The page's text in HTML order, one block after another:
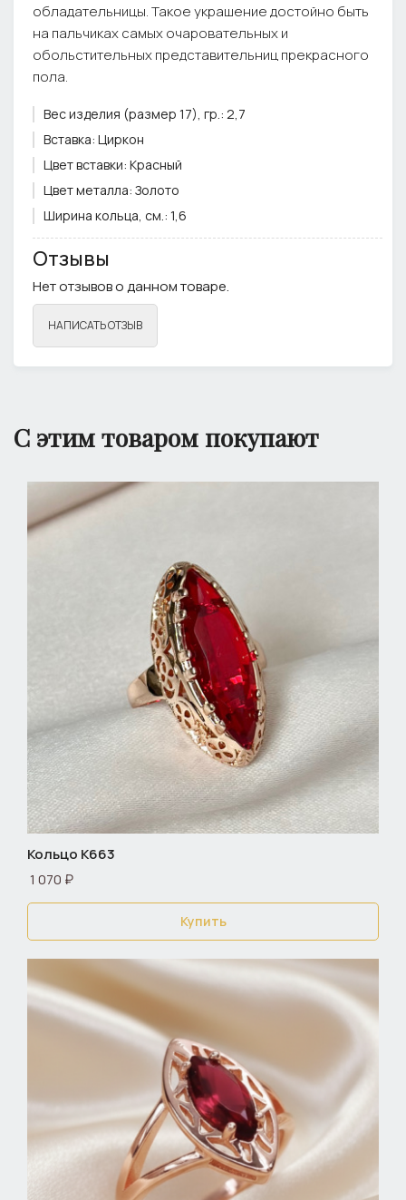
обладательницы. Такое украшение достойно быть
на пальчиках самых очаровательных и
обольстительных представительниц прекрасного
пола.
Вес изделия (размер 17), гр.: 2,7
Вставка: Циркон
Цвет вставки: Красный
Цвет металла: Золото
Ширина кольца, см.: 1,6
Отзывы
Нет отзывов о данном товаре.
НАПИСАТЬ ОТЗЫВ
С этим товаром покупают
Кольцо К663
1 070 ₽
Купить